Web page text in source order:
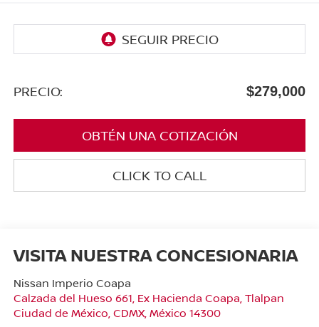
PRECIO: $279,000
OBTÉN UNA COTIZACIÓN
CLICK TO CALL
VISITA NUESTRA CONCESIONARIA
Nissan Imperio Coapa
Calzada del Hueso 661, Ex Hacienda Coapa, Tlalpan
Ciudad de México, CDMX, México 14300